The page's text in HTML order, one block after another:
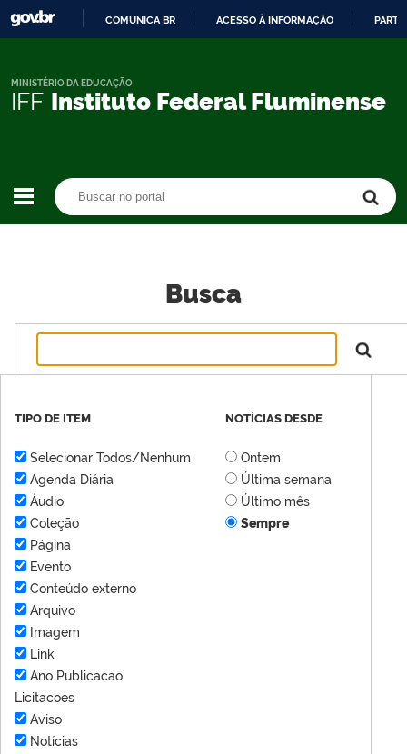
CONTEÚDO
COMUNICA BR ACESSO À INFORMAÇÃO
IFF Instituto Federal Fluminense
MINISTÉRIO DA EDUCAÇÃO
Busca
TIPO DE ITEM
Selecionar Todos/Nenhum
Agenda Diária
Áudio
Coleção
Página
Evento
Conteúdo externo
Arquivo
Imagem
Link
Ano Publicacao
Licitacoes
Aviso
Notícias
NOTÍCIAS DESDE
Ontem
Última semana
Último mês
Sempre